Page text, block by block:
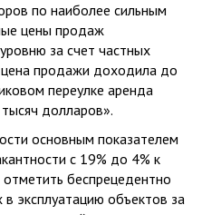
по наиболее сильным
цены продаж
за счет частных
цена продажи доходила до
переулке аренда
долларов».
основным показателем
с 19% до 4% к
беспрецедентно
эксплуатацию объектов за